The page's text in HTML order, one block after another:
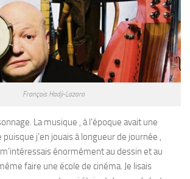
François Hadji-Lazaro
La musique , à l’époque avait une
j’en jouais à longueur de journée ,
énormément au dessin et au
faire une école de cinéma. Je lisais